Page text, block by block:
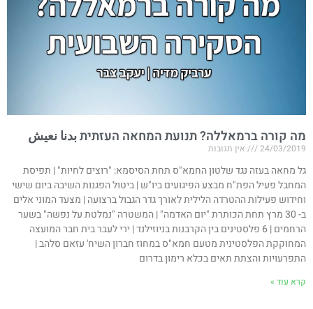
מה קורה ברמאללה? תנועת המחאה העזתית بدنا نعيش
24/03/2019 אין תגובות
גל מחאה בעזה נגד שלטון החמא"ס תחת הסיסמא: "רוצים לחיות" | תפיסת
המחבל פעיל הפת"ח מבצע הפיגועים ביו"ש | ביטול הפגנות השיבה ביום שישי
וחידוש פעילות ההטרדה הלילית לאורך גדר הגבול ברצועה | מצעד המוני אלים
ב- 30 מרץ תחת הכותרת "יום האדמה" | המשטרה "נמלטת על נפשה" בשער
הרחמים | 6 פלסטינים בין הקרבנות בניוזילנד | ירי לעבר בית חבר המועצה
המחוקקת הפלסטינית מטעם חמא"ס במחוז חברון השיח' עזאם סלהב |
התפרעויות והצתת תאים בכלא רימון בדרום​
קרא עוד »